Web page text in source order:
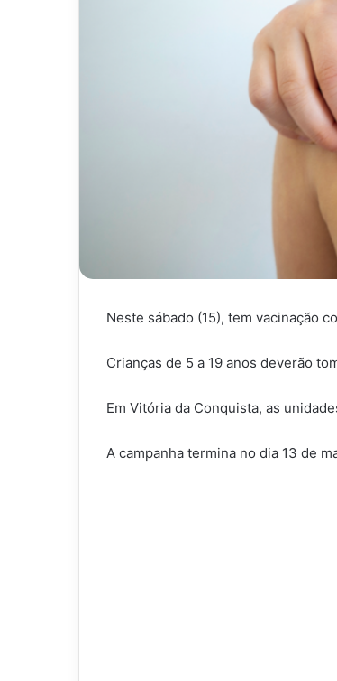
Neste sábado (15), tem vacinação
Crianças de 5 a 19 anos deverão
Em Vitória da Conquista, as
A campanha termina no dia 13 de